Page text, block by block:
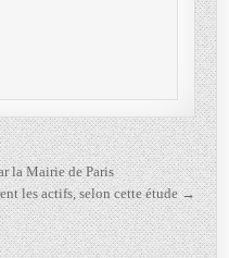
la Mairie de Paris
les actifs, selon cette étude →